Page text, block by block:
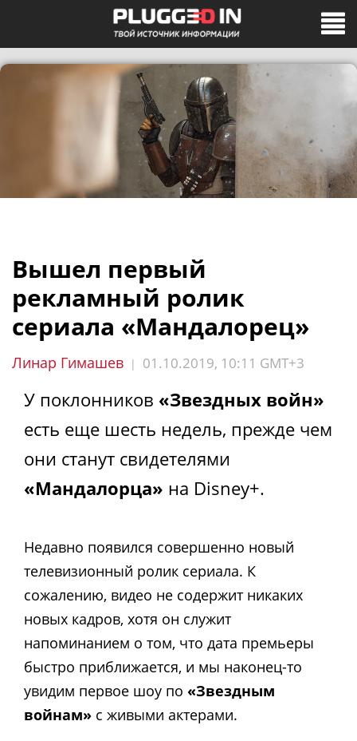
Вышел первый
рекламный ролик
сериала «Мандалорец»
Линар Гимашев | 01.10.2019, 10:11 GMT+3
У поклонников «Звездных войн»
есть еще шесть недель, прежде чем
они станут свидетелями
«Мандалорца» на Disney+.
Недавно появился совершенно новый
телевизионный ролик сериала. К
сожалению, видео не содержит никаких
новых кадров, хотя он служит
напоминанием о том, что дата премьеры
быстро приближается, и мы наконец-то
увидим первое шоу по «Звездным
войнам» с живыми актерами.